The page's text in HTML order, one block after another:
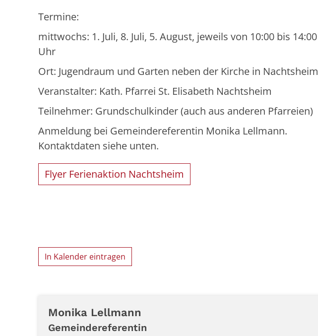
Termine:
mittwochs: 1. Juli, 8. Juli, 5. August, jeweils von 10:00 bis 14:00
Uhr
Ort: Jugendraum und Garten neben der Kirche in Nachtsheim
Veranstalter: Kath. Pfarrei St. Elisabeth Nachtsheim
Teilnehmer: Grundschulkinder (auch aus anderen Pfarreien)
Anmeldung bei Gemeindereferentin Monika Lellmann.
Kontaktdaten siehe unten.
Flyer Ferienaktion Nachtsheim
In Kalender eintragen
Monika Lellmann
Gemeindereferentin